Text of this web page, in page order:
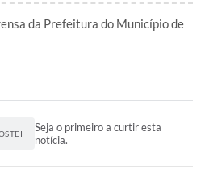
da Prefeitura do Município de
Seja o primeiro a curtir esta
notícia.